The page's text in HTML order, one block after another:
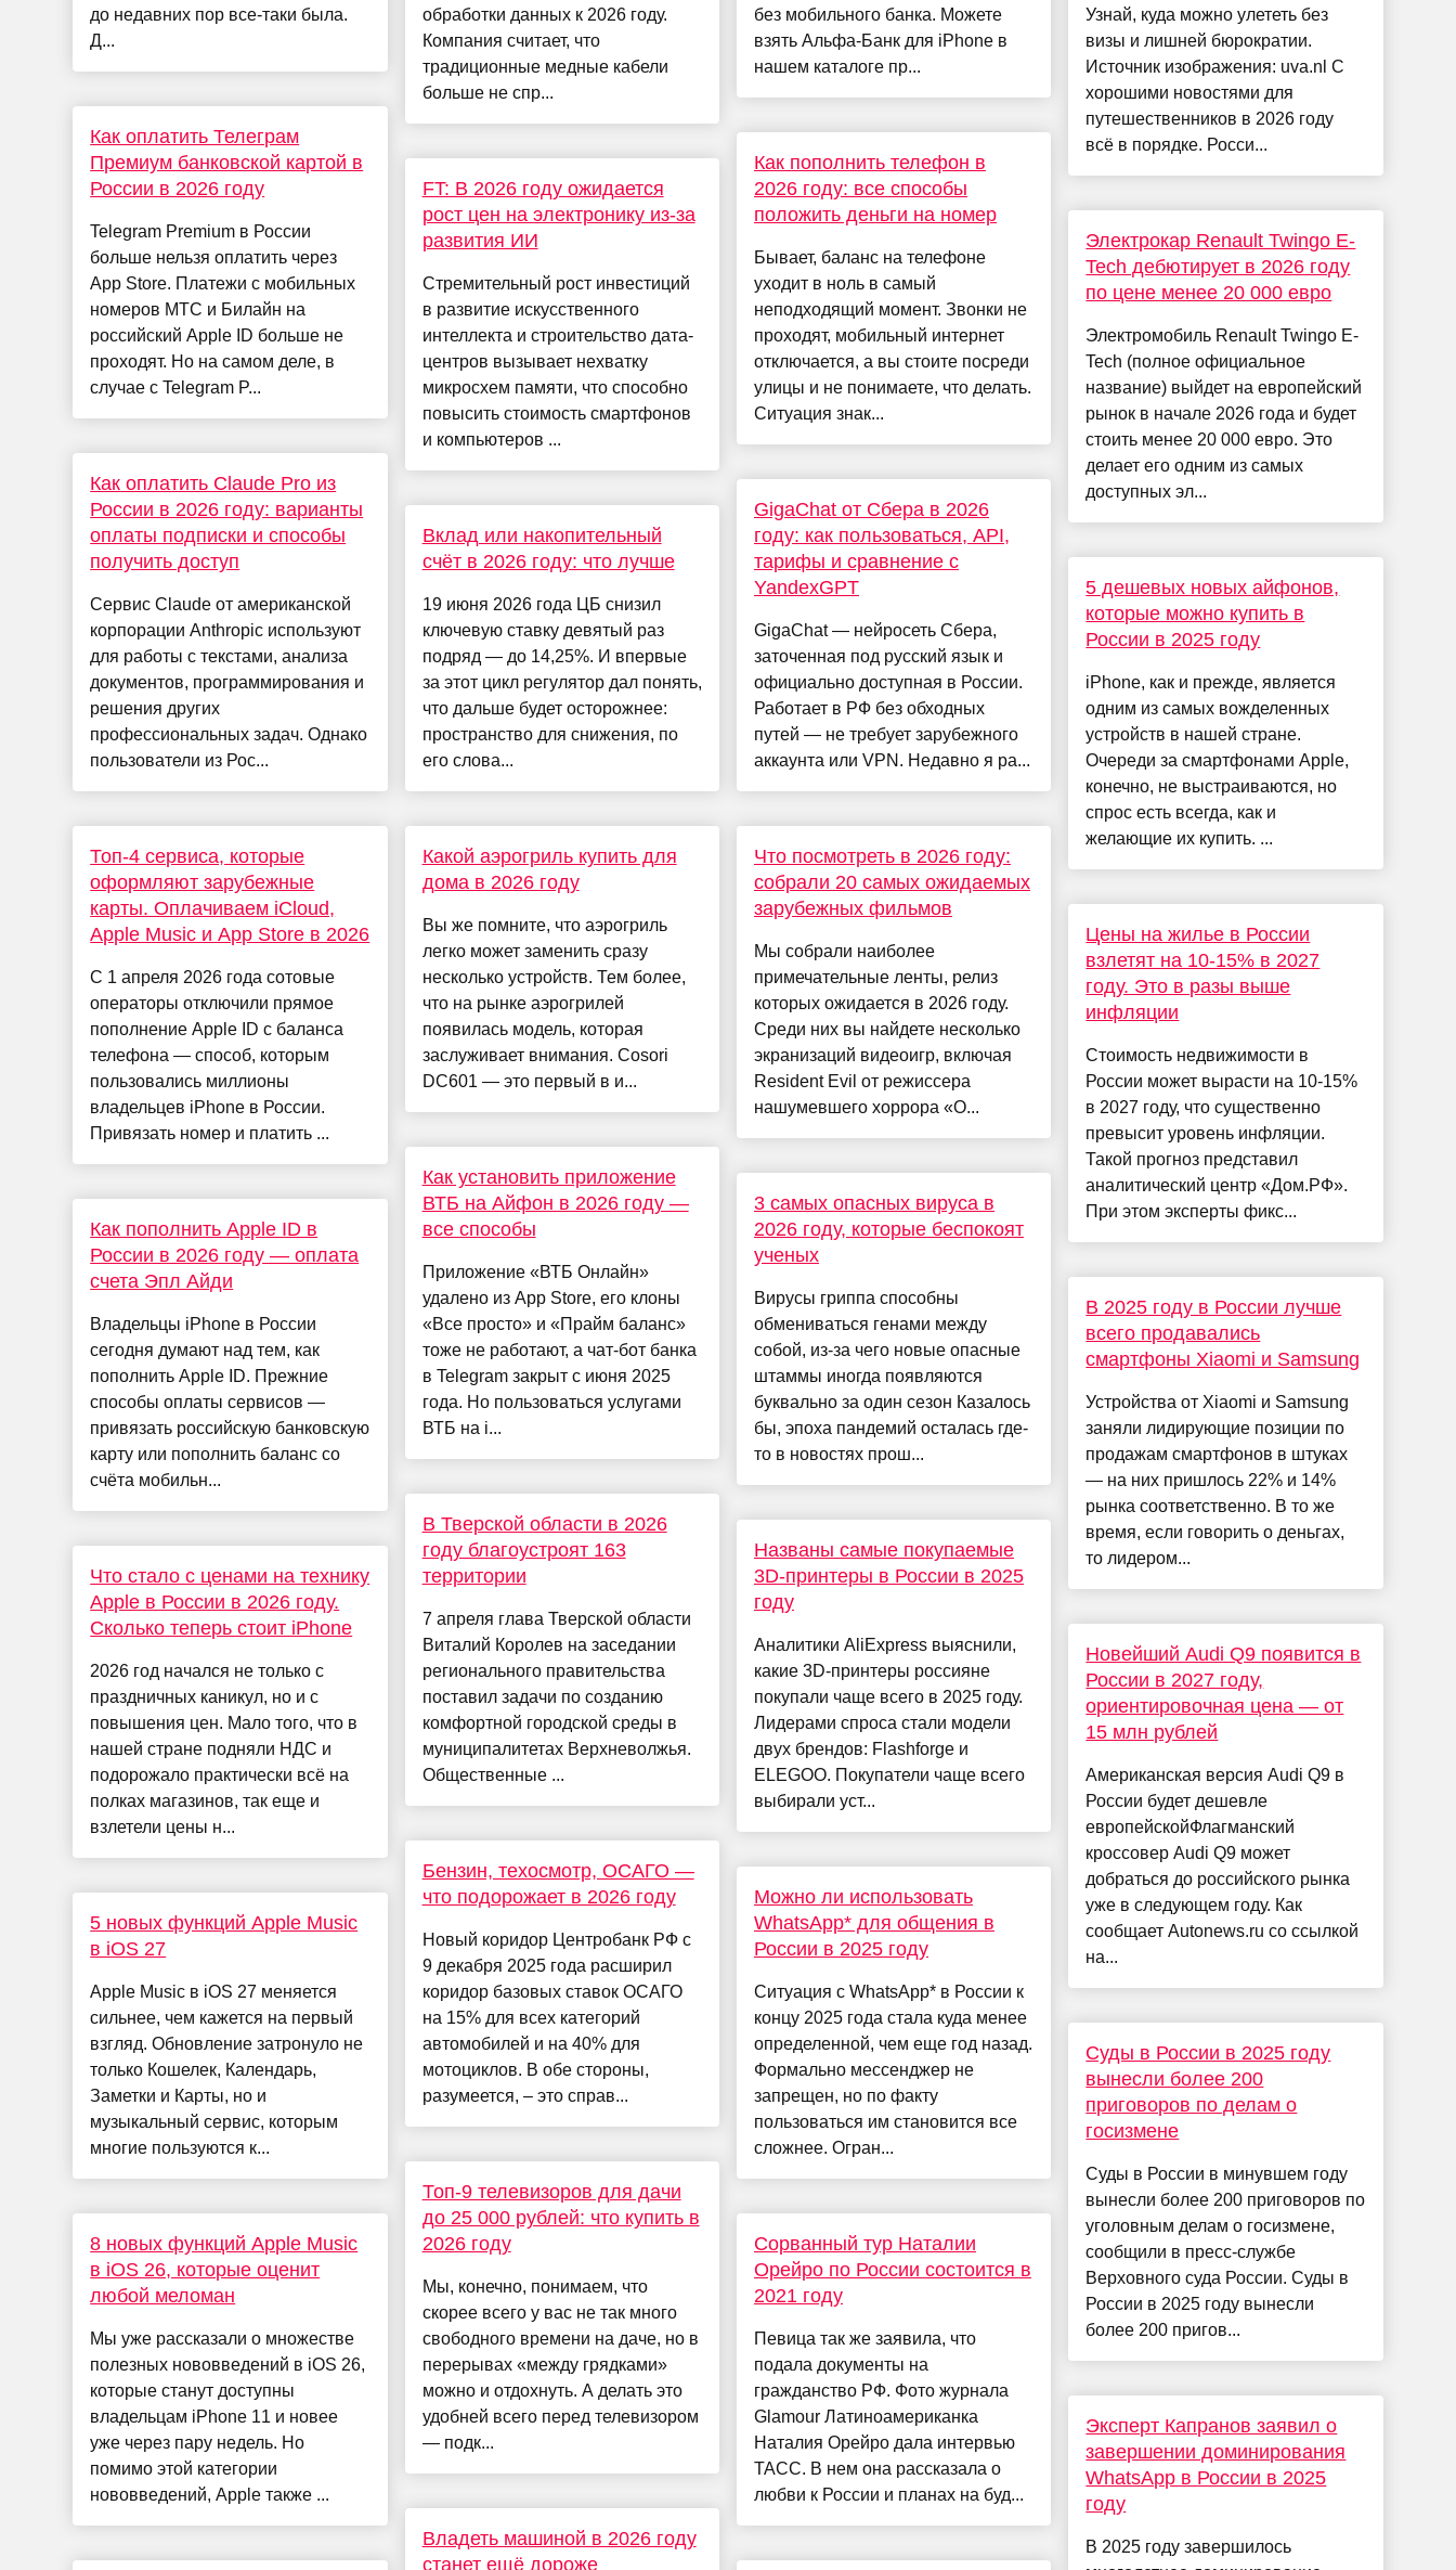
до недавних пор все-таки была.
Д...
Как оплатить Телеграм
Премиум банковской картой в
России в 2026 году
Telegram Premium в России
больше нельзя оплатить через
App Store. Платежи с мобильных
номеров МТС и Билайн на
российский Apple ID больше не
проходят. Но на самом деле, в
случае с Telegram P...
Как оплатить Claude Pro из
России в 2026 году: варианты
оплаты подписки и способы
получить доступ
Сервис Claude от американской
корпорации Anthropic используют
для работы с текстами, анализа
документов, программирования и
решения других
профессиональных задач. Однако
пользователи из Рос...
Топ-4 сервиса, которые
оформляют зарубежные
карты. Оплачиваем iCloud,
Apple Music и App Store в 2026
С 1 апреля 2026 года сотовые
операторы отключили прямое
пополнение Apple ID с баланса
телефона — способ, которым
пользовались миллионы
владельцев iPhone в России.
Привязать номер и платить ...
Как пополнить Apple ID в
России в 2026 году — оплата
счета Эпл Айди
Владельцы iPhone в России
сегодня думают над тем, как
пополнить Apple ID. Прежние
способы оплаты сервисов —
привязать российскую банковскую
карту или пополнить баланс со
счёта мобильн...
Что стало с ценами на технику
Apple в России в 2026 году.
Сколько теперь стоит iPhone
2026 год начался не только с
праздничных каникул, но и с
повышения цен. Мало того, что в
нашей стране подняли НДС и
подорожало практически всё на
полках магазинов, так еще и
взлетели цены н...
5 новых функций Apple Music
в iOS 27
Apple Music в iOS 27 меняется
сильнее, чем кажется на первый
взгляд. Обновление затронуло не
только Кошелек, Календарь,
Заметки и Карты, но и
музыкальный сервис, которым
многие пользуются к...
8 новых функций Apple Music
в iOS 26, которые оценит
любой меломан
Мы уже рассказали о множестве
полезных нововведений в iOS 26,
которые станут доступны
владельцам iPhone 11 и новее
уже через пару недель. Но
помимо этой категории
нововведений, Apple также ...
обработки данных к 2026 году.
Компания считает, что
традиционные медные кабели
больше не спр...
FT: В 2026 году ожидается
рост цен на электронику из-за
развития ИИ
Стремительный рост инвестиций
в развитие искусственного
интеллекта и строительство дата-
центров вызывает нехватку
микросхем памяти, что способно
повысить стоимость смартфонов
и компьютеров ...
Вклад или накопительный
счёт в 2026 году: что лучше
19 июня 2026 года ЦБ снизил
ключевую ставку девятый раз
подряд — до 14,25%. И впервые
за этот цикл регулятор дал понять,
что дальше будет осторожнее:
пространство для снижения, по
его слова...
Какой аэрогриль купить для
дома в 2026 году
Вы же помните, что аэрогриль
легко может заменить сразу
несколько устройств. Тем более,
что на рынке аэрогрилей
появилась модель, которая
заслуживает внимания. Cosori
DC601 — это первый в и...
Как установить приложение
ВТБ на Айфон в 2026 году —
все способы
Приложение «ВТБ Онлайн»
удалено из App Store, его клоны
«Все просто» и «Прайм баланс»
тоже не работают, а чат-бот банка
в Telegram закрыт с июня 2025
года. Но пользоваться услугами
ВТБ на i...
В Тверской области в 2026
году благоустроят 163
территории
7 апреля глава Тверской области
Виталий Королев на заседании
регионального правительства
поставил задачи по созданию
комфортной городской среды в
муниципалитетах Верхневолжья.
Общественные ...
Бензин, техосмотр, ОСАГО —
что подорожает в 2026 году
Новый коридор Центробанк РФ с
9 декабря 2025 года расширил
коридор базовых ставок ОСАГО
на 15% для всех категорий
автомобилей и на 40% для
мотоциклов. В обе стороны,
разумеется, – это справ...
Топ-9 телевизоров для дачи
до 25 000 рублей: что купить в
2026 году
Мы, конечно, понимаем, что
скорее всего у вас не так много
свободного времени на даче, но в
перерывах «между грядками»
можно и отдохнуть. А делать это
удобней всего перед телевизором
— подк...
Владеть машиной в 2026 году
станет ещё дороже
без мобильного банка. Можете
взять Альфа-Банк для iPhone в
нашем каталоге пр...
Как пополнить телефон в
2026 году: все способы
положить деньги на номер
Бывает, баланс на телефоне
уходит в ноль в самый
неподходящий момент. Звонки не
проходят, мобильный интернет
отключается, а вы стоите посреди
улицы и не понимаете, что делать.
Ситуация знак...
GigaChat от Сбера в 2026
году: как пользоваться, API,
тарифы и сравнение с
YandexGPT
GigaChat — нейросеть Сбера,
заточенная под русский язык и
официально доступная в России.
Работает в РФ без обходных
путей — не требует зарубежного
аккаунта или VPN. Недавно я ра...
Что посмотреть в 2026 году:
собрали 20 самых ожидаемых
зарубежных фильмов
Мы собрали наиболее
примечательные ленты, релиз
которых ожидается в 2026 году.
Среди них вы найдете несколько
экранизаций видеоигр, включая
Resident Evil от режиссера
нашумевшего хоррора «О...
3 самых опасных вируса в
2026 году, которые беспокоят
ученых
Вирусы гриппа способны
обмениваться генами между
собой, из-за чего новые опасные
штаммы иногда появляются
буквально за один сезон Казалось
бы, эпоха пандемий осталась где-
то в новостях прош...
Названы самые покупаемые
3D-принтеры в России в 2025
году
Аналитики AliExpress выяснили,
какие 3D-принтеры россияне
покупали чаще всего в 2025 году.
Лидерами спроса стали модели
двух брендов: Flashforge и
ELEGOO. Покупатели чаще всего
выбирали уст...
Можно ли использовать
WhatsApp* для общения в
России в 2025 году
Ситуация с WhatsApp* в России к
концу 2025 года стала куда менее
определенной, чем еще год назад.
Формально мессенджер не
запрещен, но по факту
пользоваться им становится все
сложнее. Огран...
Сорванный тур Наталии
Орейро по России состоится в
2021 году
Певица так же заявила, что
подала документы на
гражданство РФ. Фото журнала
Glamour Латиноамериканка
Наталия Орейро дала интервью
ТАСС. В нем она рассказала о
любви к России и планах на буд...
Узнай, куда можно улететь без
визы и лишней бюрократии.
Источник изображения: uva.nl С
хорошими новостями для
путешественников в 2026 году
всё в порядке. Росси...
Электрокар Renault Twingo E-
Tech дебютирует в 2026 году
по цене менее 20 000 евро
Электромобиль Renault Twingo E-
Tech (полное официальное
название) выйдет на европейский
рынок в начале 2026 года и будет
стоить менее 20 000 евро. Это
делает его одним из самых
доступных эл...
5 дешевых новых айфонов,
которые можно купить в
России в 2025 году
iPhone, как и прежде, является
одним из самых вожделенных
устройств в нашей стране.
Очереди за смартфонами Apple,
конечно, не выстраиваются, но
спрос есть всегда, как и
желающие их купить. ...
Цены на жилье в России
взлетят на 10-15% в 2027
году. Это в разы выше
инфляции
Стоимость недвижимости в
России может вырасти на 10-15%
в 2027 году, что существенно
превысит уровень инфляции.
Такой прогноз представил
аналитический центр «Дом.РФ».
При этом эксперты фикс...
В 2025 году в России лучше
всего продавались
смартфоны Xiaomi и Samsung
Устройства от Xiaomi и Samsung
заняли лидирующие позиции по
продажам смартфонов в штуках
— на них пришлось 22% и 14%
рынка соответственно. В то же
время, если говорить о деньгах,
то лидером...
Новейший Audi Q9 появится в
России в 2027 году,
ориентировочная цена — от
15 млн рублей
Американская версия Audi Q9 в
России будет дешевле
европейскойФлагманский
кроссовер Audi Q9 может
добраться до российского рынка
уже в следующем году. Как
сообщает Autonews.ru со ссылкой
на...
Суды в России в 2025 году
вынесли более 200
приговоров по делам о
госизмене
Суды в России в минувшем году
вынесли более 200 приговоров по
уголовным делам о госизмене,
сообщили в пресс-службе
Верховного суда России. Суды в
России в 2025 году вынесли
более 200 пригов...
Эксперт Капранов заявил о
завершении доминирования
WhatsApp в России в 2025
году
В 2025 году завершилось